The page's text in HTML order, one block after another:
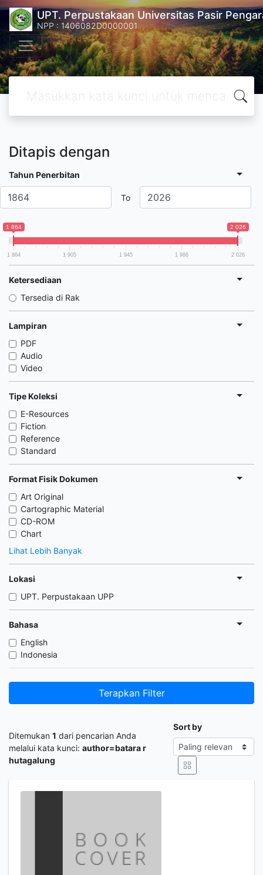
UPT. Perpustakaan Universitas Pasir
NPP : 1406082D0000001
Ditapis dengan
Tahun Penerbitan
To
1 864 2 026
1 864 1 905 1 945 1 986 2 026
Ketersediaan
Tersedia di Rak
Lampiran
PDF
Audio
Video
Tipe Koleksi
E-Resources
Fiction
Reference
Standard
Format Fisik Dokumen
Art Original
Cartographic Material
CD-ROM
Chart
Lihat Lebih Banyak
Lokasi
UPT. Perpustakaan UPP
Bahasa
English
Indonesia
Terapkan Filter
Ditemukan 1 dari pencarian Anda
melalui kata kunci: author=batara r
hutagalung
Sort by